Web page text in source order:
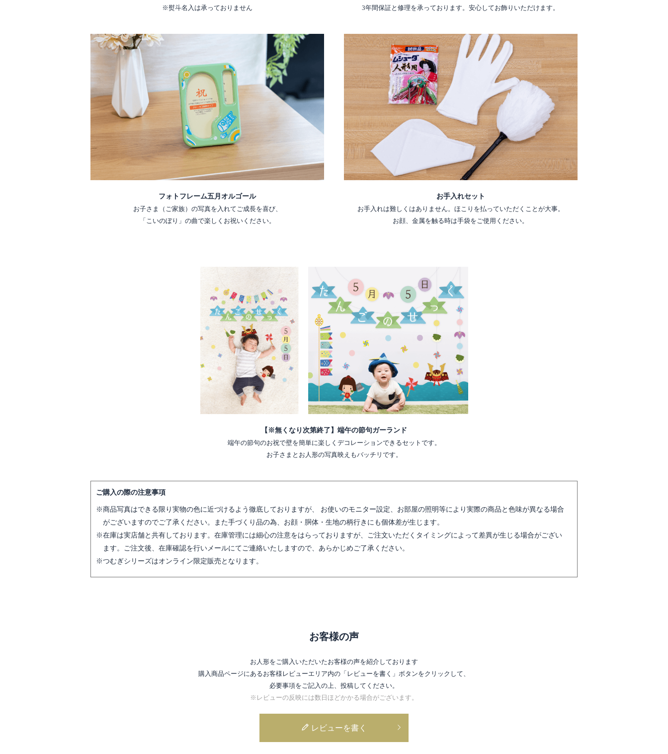
※熨斗名入は承っておりません
3年間保証と修理を承っております。安心してお飾りいただけます。
フォトフレーム五月オルゴール
お子さま（ご家族）の写真を入れてご成長を喜び、
「こいのぼり」の曲で楽しくお祝いください。
お手入れセット
お手入れは難しくはありません。ほこりを払っていただくことが大事。
お顔、金属を触る時は手袋をご使用ください。
【※無くなり次第終了】端午の節句ガーランド
端午の節句のお祝で壁を簡単に楽しくデコレーションできるセットです。
お子さまとお人形の写真映えもバッチリです。
ご購入の際の注意事項
商品写真はできる限り実物の色に近づけるよう徹底しておりますが、 お使いのモニター設定、お部屋の照明等により実際の商品と色味が異なる場合
がございますのでご了承ください。また手づくり品の為、お顔・胴体・生地の柄行きにも個体差が生じます。
在庫は実店舗と共有しております。在庫管理には細心の注意をはらっておりますが、ご注文いただくタイミングによって差異が生じる場合がござい
ます。ご注文後、在庫確認を行いメールにてご連絡いたしますので、あらかじめご了承ください。
つむぎシリーズはオンライン限定販売となります。
お客様の声
お人形をご購入いただいたお客様の声を紹介しております
購入商品ページにあるお客様レビューエリア内の 「レビューを書く」ボタンをクリックして、
必要事項をご記入の上、投稿してください。
※レビューの反映には数日ほどかかる場合がございます。
レビューを書く